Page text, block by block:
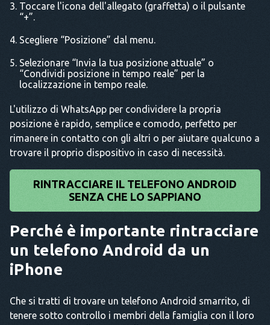
Toccare l'icona dell'allegato (graffetta) o il pulsante
“+”.
Scegliere “Posizione” dal menu.
Selezionare “Invia la tua posizione attuale” o
“Condividi posizione in tempo reale” per la
localizzazione in tempo reale.
L'utilizzo di WhatsApp per condividere la propria
posizione è rapido, semplice e comodo, perfetto per
rimanere in contatto con gli altri o per aiutare qualcuno a
trovare il proprio dispositivo in caso di necessità.
RINTRACCIARE IL TELEFONO ANDROID
SENZA CHE LO SAPPIANO
Perché è importante rintracciare
un telefono Android da un
iPhone
Che si tratti di trovare un telefono Android smarrito, di
tenere sotto controllo i membri della famiglia con il loro